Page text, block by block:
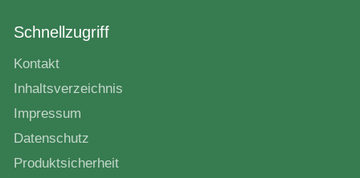
Schnellzugriff
Kontakt
Inhaltsverzeichnis
Impressum
Datenschutz
Produktsicherheit